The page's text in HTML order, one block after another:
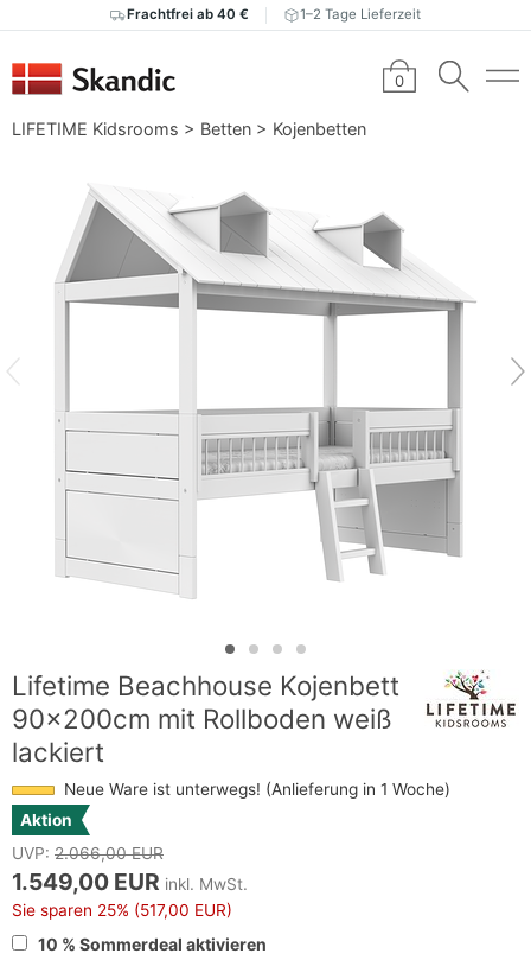
Frachtfrei ab 40 € 1–2 Tage Lieferzeit
0
LIFETIME Kidsrooms > Betten > Kojenbetten
Lifetime Beachhouse Kojenbett
90x200cm mit Rollboden weiß
lackiert
Neue Ware ist unterwegs! (Anlieferung in 1 Woche)
Aktion
UVP: 2.066,00 EUR
1.549,00 EUR inkl. MwSt.
Sie sparen 25% (517,00 EUR)
10 % Sommerdeal aktivieren